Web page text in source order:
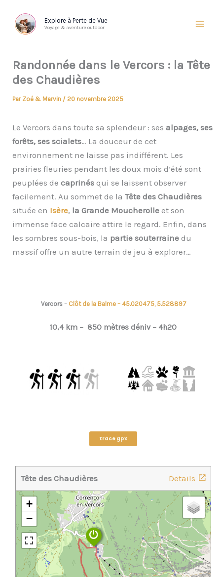
contenu
Explore à Perte de Vue
Voyage & aventure outdoor
Randonnée dans le Vercors : la Tête
des Chaudières
Par Zoé & Marvin / 20 novembre 2025
Le Vercors dans toute sa splendeur : ses alpages, ses
forêts, ses scialets… La douceur de cet
environnement ne laisse pas indifférent. Les
prairies fleuries pendant les doux mois d’été sont
peuplées de caprinés qui se laissent observer
facilement. Au sommet de la Tête des Chaudières
située en Isère, la Grande Moucherolle et son
immense face calcaire attire le regard. Enfin, dans
les sombres sous-bois, la partie souterraine du
massif offre un autre terrain de jeu à explorer…
Vercors – Clôt de la Balme – 45.020475, 5.528897
10,4 km – 850 mètres déniv – 4h20
trace gpx
Details
Tête des Chaudières
+
−